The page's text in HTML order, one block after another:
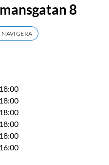
8
NAVIGERA